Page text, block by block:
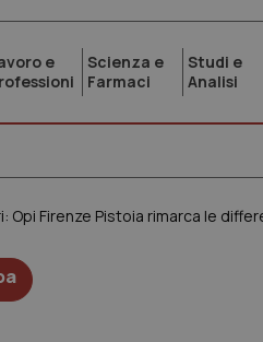
e
Scienza e
Farmaci
Studi e
Analisi
Opi Firenze Pistoia rimarca le